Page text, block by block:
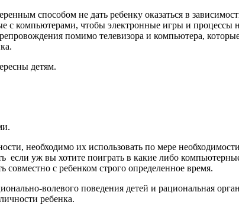
способом не дать ребенку оказаться в
с компьютерами, чтобы электронные игры и процессы
помимо телевизора и компьютера,
детям.
их использовать по мере
уж вы хотите поиграть в какие либо
с ребенком строго определенное время.
волевого поведения детей и рациональная
ребенка.